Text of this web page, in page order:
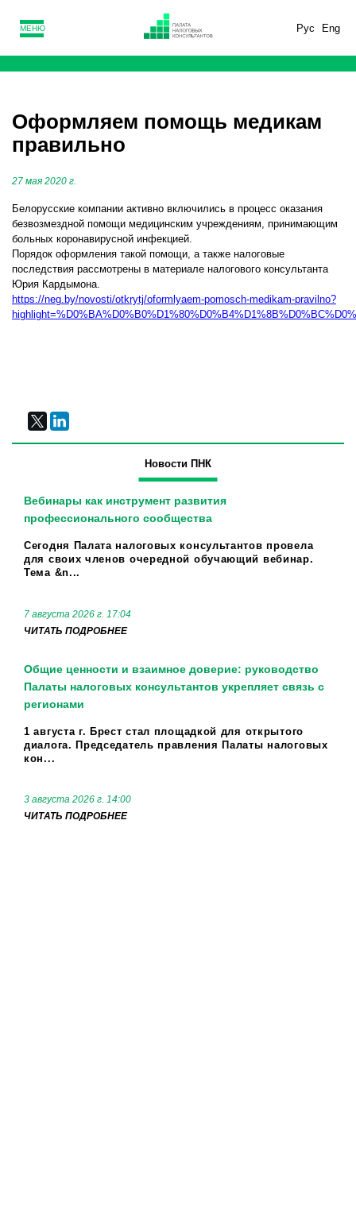
Рус Eng
МЕНЮ
Оформляем помощь медикам
правильно
27 мая 2020 г.
Белорусские компании активно включились в процесс оказания
безвозмездной помощи медицинским учреждениям, принимающим
больных коронавирусной инфекцией.
Порядок оформления такой помощи, а также налоговые
последствия рассмотрены в материале налогового консультанта
Юрия Кардымона.
https://neg.by/novosti/otkrytj/oformlyaem-pomosch-medikam-pravilno?
Новости ПНК
Вебинары как инструмент развития
профессионального сообщества
Сегодня Палата налоговых консультантов провела
для своих членов очередной обучающий вебинар.
Тема &n...
7 августа 2026 г. 17:04
ЧИТАТЬ ПОДРОБНЕЕ
Общие ценности и взаимное доверие: руководство
Палаты налоговых консультантов укрепляет связь с
регионами
1 августа г. Брест стал площадкой для открытого
диалога. Председатель правления Палаты налоговых
кон...
3 августа 2026 г. 14:00
ЧИТАТЬ ПОДРОБНЕЕ